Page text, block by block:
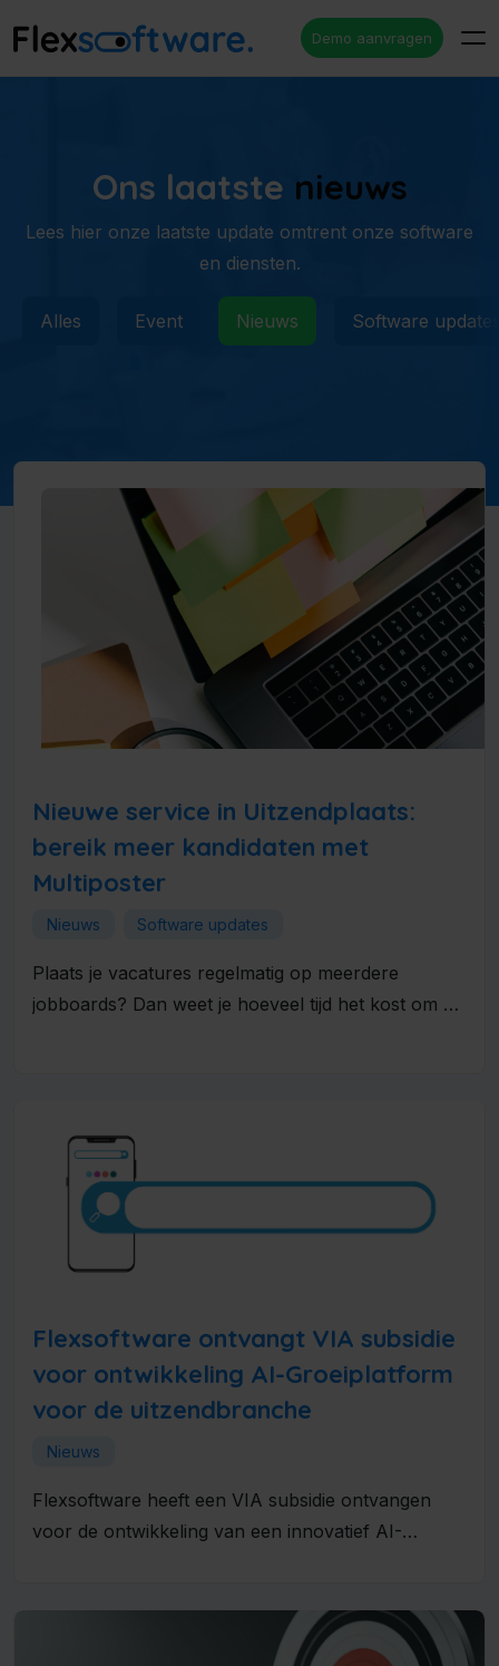
Demo aanvragen
Ons laatste nieuws
Lees hier onze laatste update omtrent onze software
en diensten.
Alles Event Nieuws Software
Nieuwe service in Uitzendplaats:
bereik meer kandidaten met
Multiposter
Nieuws Software updates
Plaats je vacatures regelmatig op meerdere
jobboards? Dan weet je hoeveel tijd het kost om ze
Flexsoftware ontvangt VIA subsidie
voor ontwikkeling AI-Groeiplatform
voor de uitzendbranche
Nieuws
Flexsoftware heeft een VIA subsidie ontvangen
voor de ontwikkeling van een innovatief AI-